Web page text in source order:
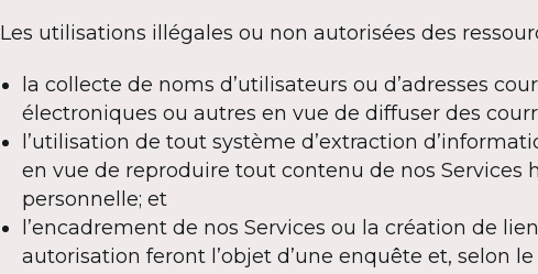
Les utilisations illégales ou non autorisées des
la collecte de noms d’utilisateurs ou d’adresses
électroniques ou autres en vue de diffuser des
l’utilisation de tout système d’extraction
en vue de reproduire tout contenu de nos Services
personnelle; et
l’encadrement de nos Services ou la création de
autorisation feront l’objet d’une enquête et, selon